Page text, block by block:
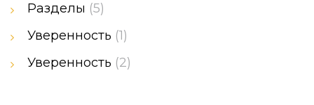
Разделы (5)
Уверенность (1)
Уверенность (2)